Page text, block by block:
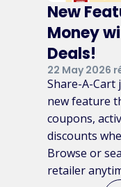
New
Money
Deals!
22 May 2026
Share-A-Cart
new feature
coupons,
discounts
Browse or
retailer